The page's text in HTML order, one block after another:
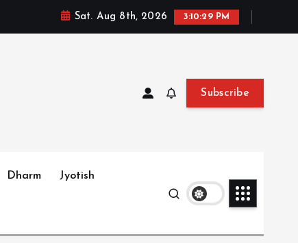
Sat. Aug 8th, 2026 3:10:31 PM
Subscribe
Dharm Jyotish